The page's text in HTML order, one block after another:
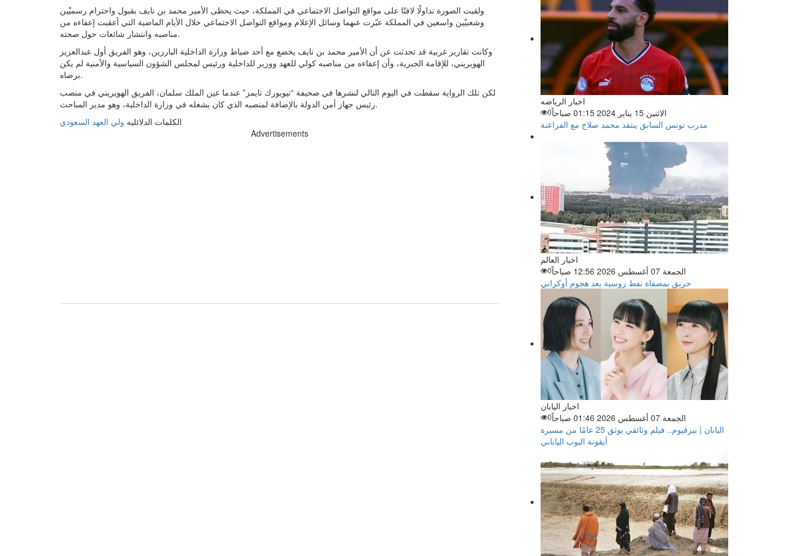
ولقيت الصورة تداولًا لافتًا على مواقع التواصل الاجتماعي في المملكة، حيث يحظى الأمير محمد بن نايف بقبول واحترام رسميْين
وشعبيْين واسعين في المملكة عبّرت عنهما وسائل الإعلام ومواقع التواصل الاجتماعي خلال الأيام الماضية التي أعقبت إعفاءه من
مناصبه وانتشار شائعات حول صحته.
وكانت تقارير غربية قد تحدثت عن أن الأمير محمد بن نايف يخضع مع أحد ضباط وزارة الداخلية البارزين، وهو الفريق أول عبدالعزيز
الهويريني، للإقامة الجبرية، وأن إعفاءه من مناصبه كولي للعهد ووزير للداخلية ورئيس لمجلس الشؤون السياسية والأمنية لم يكن
برضاه.
لكن تلك الرواية سقطت في اليوم التالي لنشرها في صحيفة “نيويورك تايمز” عندما عين الملك سلمان، الفريق الهويريني في منصب
رئيس جهاز أمن الدولة بالإضافة لمنصبه الذي كان يشغله في وزارة الداخلية، وهو مدير المباحث.
الكلمات الدلائليه ولي العهد السعودي
Advertisements
اخبار الرياضه
الاثنين 15 يناير 2024 01:15 صباحاً
0
مدرب تونس السابق ينتقد محمد صلاح مع الفراعنة
اخبار العالم
الجمعة 07 أغسطس 2026 12:56 صباحاً
0
حريق بمصفاة نفط روسية بعد هجوم أوكراني
اخبار اليابان
الجمعة 07 أغسطس 2026 01:46 صباحاً
0
اليابان | بيرفيوم.. فيلم وثائقي يوثق 25 عامًا من مسيرة
أيقونة البوب الياباني